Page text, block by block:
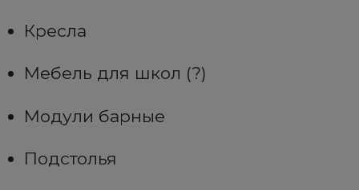
Кресла
Мебель для школ (?)
Модули барные
Подстолья